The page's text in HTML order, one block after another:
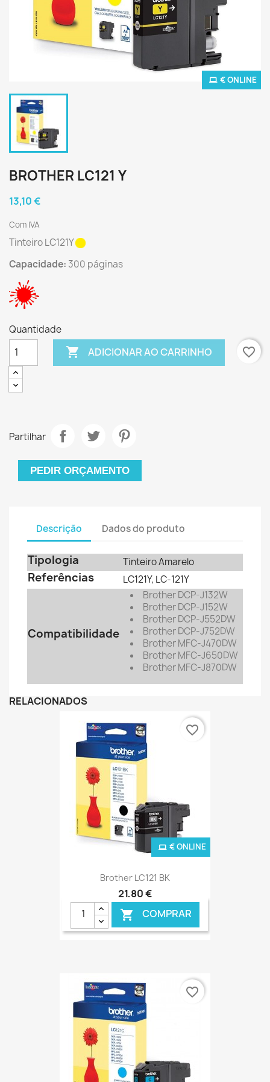
€ ONLINE
BROTHER LC121 Y
13,10 €
Com IVA
Tinteiro LC121Y
Capacidade: 300 páginas
Quantidade
 ADICIONAR AO CARRINHO favorite_border
Partilhar
PEDIR ORÇAMENTO
Descrição Dados do produto
Tipologia Tinteiro Amarelo
Referências LC121Y, LC-121Y
Compatibilidade
Brother DCP-J132W
BrotherDCP-J152W
BrotherDCP-J552DW
BrotherDCP-J752DW
BrotherMFC-J470DW
BrotherMFC-J650DW
BrotherMFC-J870DW
RELACIONADOS
Brother LC121 BK
21,80 €
 COMPRAR
€ ONLINE
favorite_border
favorite_border